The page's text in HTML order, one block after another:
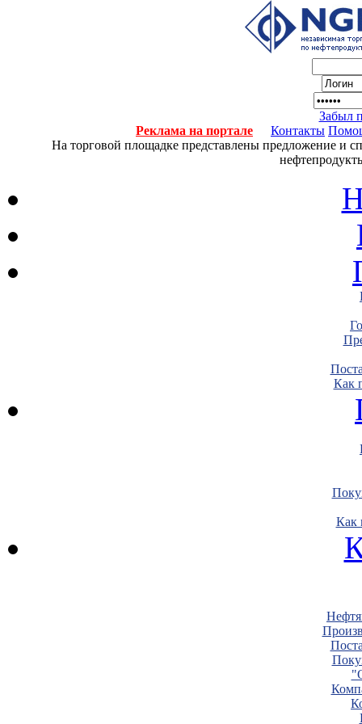
Забыл
Реклама на портале
Контакты
На торговой площадке представлены предложение и
Как
Как